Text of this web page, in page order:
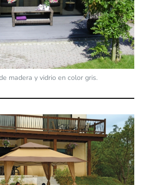
madera y vidrio en color gris.